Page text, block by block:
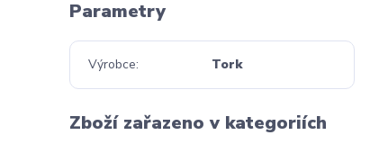
Parametry
Výrobce Tork
Zboží zařazeno v kategoriích